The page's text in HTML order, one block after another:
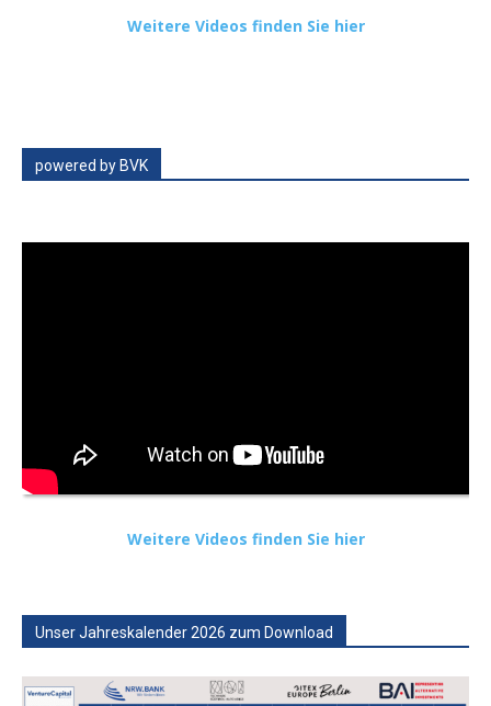
Weitere Videos finden Sie hier
powered by BVK
Weitere Videos finden Sie hier
Unser Jahreskalender 2026 zum Download